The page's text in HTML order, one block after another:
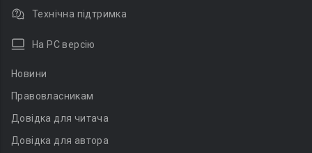
Технічна підтримка
На PC версію
Новини
Правовласникам
Довідка для читача
Довідка для автора